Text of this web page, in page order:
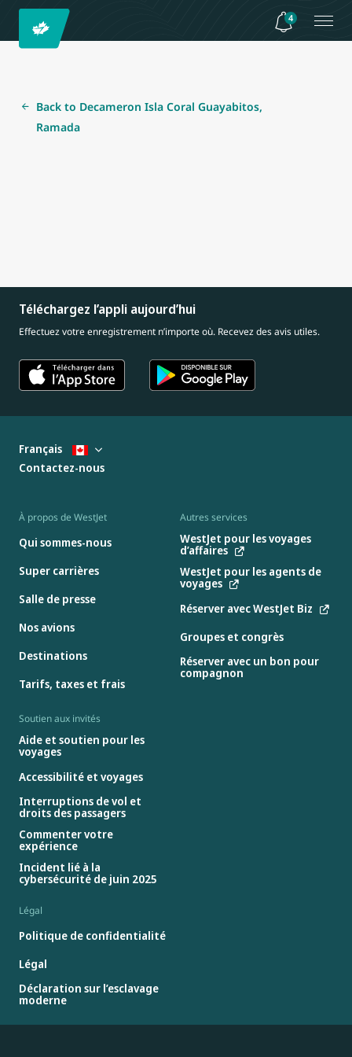
4
Back to Decameron Isla Coral Guayabitos,
Ramada
Téléchargez l’appli aujourd’hui
Effectuez votre enregistrement n’importe où. Recevez des avis utiles.
À propos de WestJet
Qui sommes-nous
Super carrières
Salle de presse
Nos avions
Destinations
Tarifs, taxes et frais
Autres services
WestJet pour les voyages
d’affaires
WestJet pour les agents de
voyages
Réserver avec WestJet Biz
Groupes et congrès
Réserver avec un bon pour
compagnon
Soutien aux invités
Aide et soutien pour les
voyages
Accessibilité et voyages
Interruptions de vol et
droits des passagers
Commenter votre
expérience
Incident lié à la
cybersécurité de juin 2025
Légal
Politique de confidentialité
Légal
Déclaration sur l’esclavage
moderne
Français
Contactez-nous